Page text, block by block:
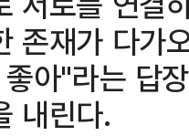
존재가 다가
아"라는 답
내린다.